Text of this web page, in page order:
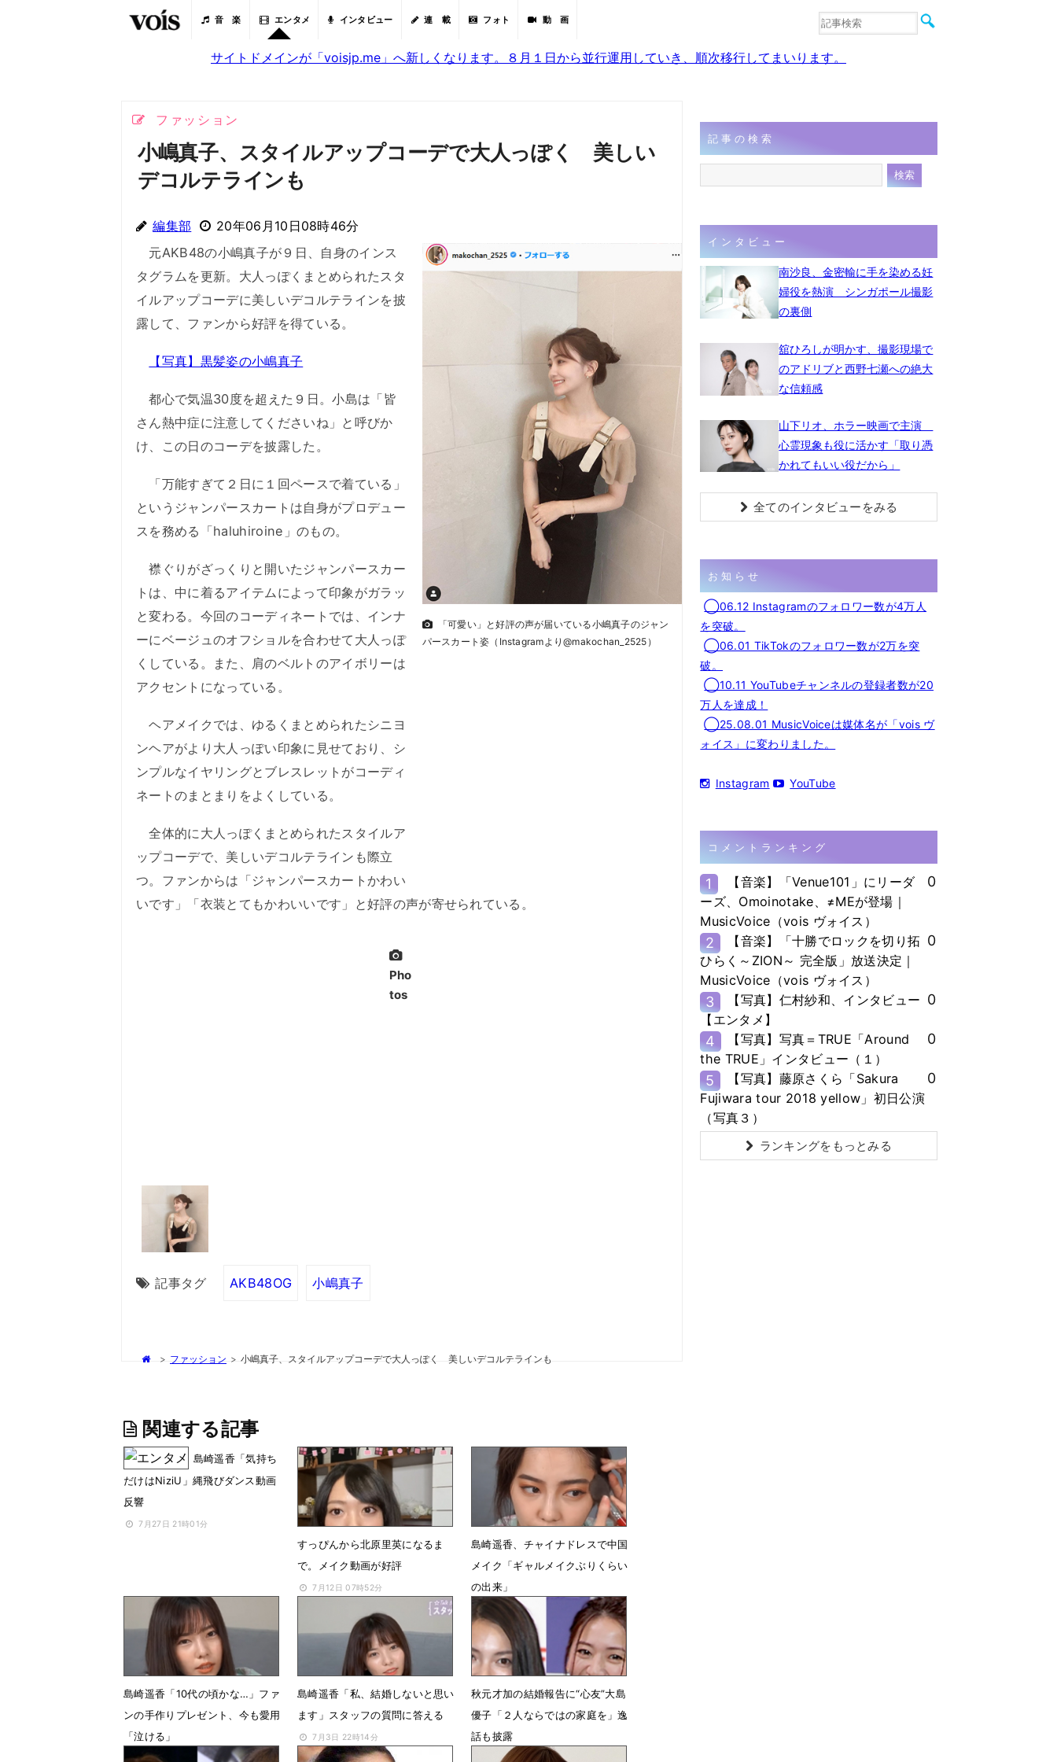
音 楽 エンタメ インタビュー 連 載 フォト 動 画
音楽
サイトドメインが「voisjp.me」へ新しくなります。８月１日から並行運用していき、順次移行してまいります。
ファッション
小嶋真子、スタイルアップコーデで大人っぽく 美しい
デコルテラインも
編集部 20年06月10日08時46分
「可愛い」と好評の声が届いている小嶋真子のジャン
パースカート姿（Instagramより@makochan_2525）
元AKB48の小嶋真子が９日、自身のインス
タグラムを更新。大人っぽくまとめられたスタ
イルアップコーデに美しいデコルテラインを披
露して、ファンから好評を得ている。
【写真】黒髪姿の小嶋真子
都心で気温30度を超えた９日。小島は「皆
さん熱中症に注意してくださいね」と呼びか
け、この日のコーデを披露した。
「万能すぎて２日に１回ペースで着ている」
というジャンパースカートは自身がプロデュー
スを務める「haluhiroine」のもの。
襟ぐりがざっくりと開いたジャンパースカー
トは、中に着るアイテムによって印象がガラッ
と変わる。今回のコーディネートでは、インナ
ーにベージュのオフショルを合わせて大人っぽ
くしている。また、肩のベルトのアイボリーは
アクセントになっている。
ヘアメイクでは、ゆるくまとめられたシニヨ
ンヘアがより大人っぽい印象に見せており、シ
ンプルなイヤリングとブレスレットがコーディ
ネートのまとまりをよくしている。
全体的に大人っぽくまとめられたスタイルア
ップコーデで、美しいデコルテラインも際立
つ。ファンからは「ジャンパースカートかわい
いです」「衣装とてもかわいいです」と好評の声が寄せられている。
Pho
tos
記事タグ AKB48OG 小嶋真子
> ファッション > 小嶋真子、スタイルアップコーデで大人っぽく 美しいデコルテラインも
関連する記事
島崎遥香「気持ち
だけはNiziU」縄飛びダンス動画
反響
7月27日 21時01分
すっぴんから北原里英になるま
で。メイク動画が好評
7月12日 07時52分
島崎遥香、チャイナドレスで中国
メイク「ギャルメイクぶりくらい
の出来」
7月8日 08時55分
島崎遥香「10代の頃かな…」ファ
ンの手作りプレゼント、今も愛用
「泣ける」
7月7日 08時56分
島崎遥香「私、結婚しないと思い
ます」スタッフの質問に答える
7月3日 22時14分
秋元才加の結婚報告に“心友”大島
優子「２人ならではの家庭を」逸
話も披露
6月22日 11時52分
記事の検索
インタビュー
南沙良、金密輸に手を染める妊
婦役を熱演 シンガポール撮影
の裏側
舘ひろしが明かす、撮影現場で
のアドリブと西野七瀬への絶大
な信頼感
山下リオ、ホラー映画で主演
心霊現象も役に活かす「取り憑
かれてもいい役だから」
全てのインタビューをみる
お知らせ
◯06.12 Instagramのフォロワー数が4万人
を突破。
◯06.01 TikTokのフォロワー数が2万を突
破。
◯10.11 YouTubeチャンネルの登録者数が20
万人を達成！
◯25.08.01 MusicVoiceは媒体名が「vois ヴ
ォイス」に変わりました。
Instagram YouTube
コメントランキング
1
【音楽】「Venue101」にリーダ
ーズ、Omoinotake、≠MEが登場｜
MusicVoice（vois ヴォイス）
0
2
【音楽】「十勝でロックを切り拓
ひらく～ZION～ 完全版」放送決定｜
MusicVoice（vois ヴォイス）
0
3
【写真】仁村紗和、インタビュー
【エンタメ】
0
4
【写真】写真＝TRUE「Around
the TRUE」インタビュー（１）
0
5
【写真】藤原さくら「Sakura
Fujiwara tour 2018 yellow」初日公演
（写真３）
0
ランキングをもっとみる